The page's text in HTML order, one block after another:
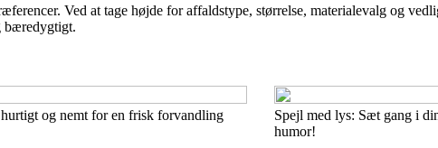
Ved at tage højde for affaldstype, størrelse, materialevalg og
bæredygtigt.
og nemt for en frisk forvandling
Spejl med lys: Sæt gang i
humor!